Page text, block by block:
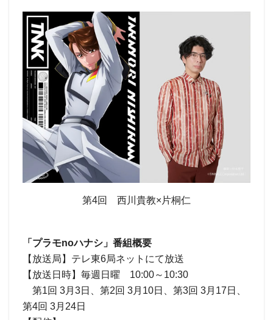
第4回 西川貴教×片桐仁
「プラモnoハナシ」番組概要
【放送局】テレ東6局ネットにて放送
【放送日時】毎週日曜 10:00～10:30
第1回 3月3日、第2回 3月10日、第3回 3月17日、
第4回 3月24日